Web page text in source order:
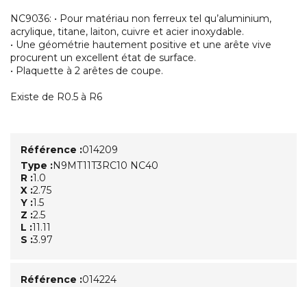
NC9036: • Pour matériau non ferreux tel qu’aluminium,
acrylique, titane, laiton, cuivre et acier inoxydable.
• Une géométrie hautement positive et une arête vive
procurent un excellent état de surface.
• Plaquette à 2 arêtes de coupe.
Existe de R0.5 à R6
Référence :014209
Type :N9MT11T3RC10 NC40
R :1.0
X :2.75
Y :1.5
Z :2.5
L :11.11
S :3.97
Référence :014224